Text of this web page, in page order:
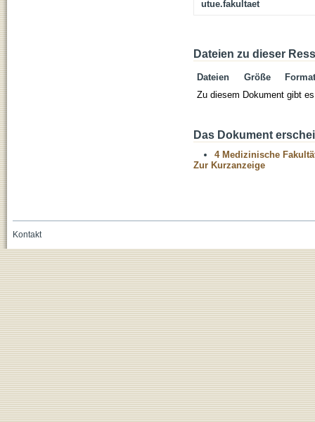
utue.fakultaet
Dateien zu dieser
Dateien Größe
Format
Zu diesem Dokument gibt
Das Dokument
4 Medizinische
Zur Kurzanzeige
Kontakt